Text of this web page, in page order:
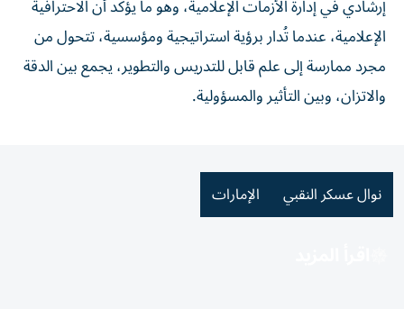
إرشادي في إدارة الأزمات الإعلامية، وهو ما يؤكد أن الاحترافية
الإعلامية، عندما تُدار برؤية استراتيجية ومؤسسية، تتحول من
مجرد ممارسة إلى علم قابل للتدريس والتطوير، يجمع بين الدقة
والاتزان، وبين التأثير والمسؤولية.
نوال عسكر النقبي الإمارات